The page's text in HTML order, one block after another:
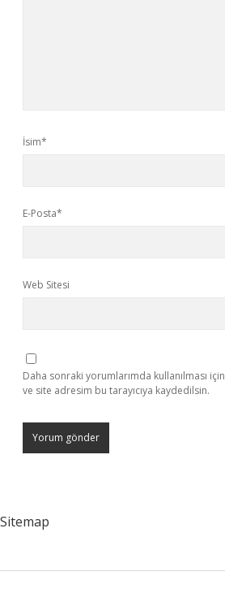
İsim*
E-Posta*
Web Sitesi
Daha sonraki yorumlarımda kullanılması
ve site adresim bu tarayıcıya kaydedilsin.
Sitemap